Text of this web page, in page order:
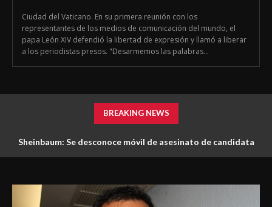
Ciudad del Vaticano. En su primera reunión con los
representantes de los medios de comunicación del mundo, el
papa León XIV defendió la libertad de expresión y llamó a liberar
a los periodistas presos. "Desarmemos las palabras...
BREAKING NEWS
Sheinbaum: Se desconoce móvil de asesinato de candidata